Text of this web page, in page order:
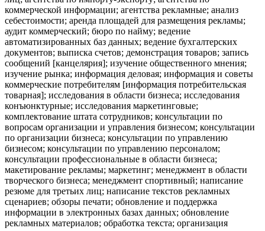
коммерческой информации; агентства рекламные; анализ
себестоимости; аренда площадей для размещения рекламы;
аудит коммерческий; бюро по найму; ведение
автоматизированных баз данных; ведение бухгалтерских
документов; выписка счетов; демонстрация товаров; запись
сообщений [канцелярия]; изучение общественного мнения;
изучение рынка; информация деловая; информация и советы
коммерческие потребителям [информация потребительская
товарная]; исследования в области бизнеса; исследования
конъюнктурные; исследования маркетинговые;
комплектование штата сотрудников; консультации по
вопросам организации и управления бизнесом; консультации
по организации бизнеса; консультации по управлению
бизнесом; консультации по управлению персоналом;
консультации профессиональные в области бизнеса;
макетирование рекламы; маркетинг; менеджмент в области
творческого бизнеса; менеджмент спортивный; написание
резюме для третьих лиц; написание текстов рекламных
сценариев; обзоры печати; обновление и поддержка
информации в электронных базах данных; обновление
рекламных материалов; обработка текста; организация